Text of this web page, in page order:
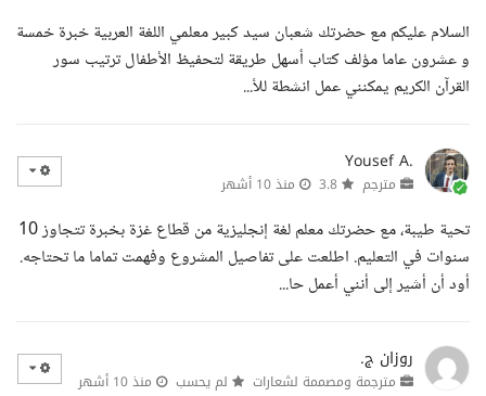
السلام عليكم مع حضرتك شعبان سيد كبير معلمي اللغة العربية خبرة خمسة
و عشرون عاما مؤلف كتاب أسهل طريقة لتحفيظ الأطفال ترتيب سور
القرآن الكريم يمكنني عمل انشطة للأ...
Yousef A.
مترجم منذ 10 أشهر
تحية طيبة، مع حضرتك معلم لغة إنجليزية من قطاع غزة بخبرة تتجاوز 10
سنوات في التعليم. اطلعت على تفاصيل المشروع وفهمت تماما ما تحتاجه.
أود أن أشير إلى أنني أعمل حا...
روزان ج.
مترجمة ومصممة لشعارات لم يحسب منذ 10 أشهر